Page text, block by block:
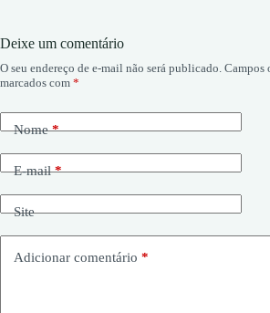
Deixe um comentário
O seu endereço de e-mail não será publicado. Campos
marcados com *
Nome*
E-mail*
Site
Adicionar comentário *